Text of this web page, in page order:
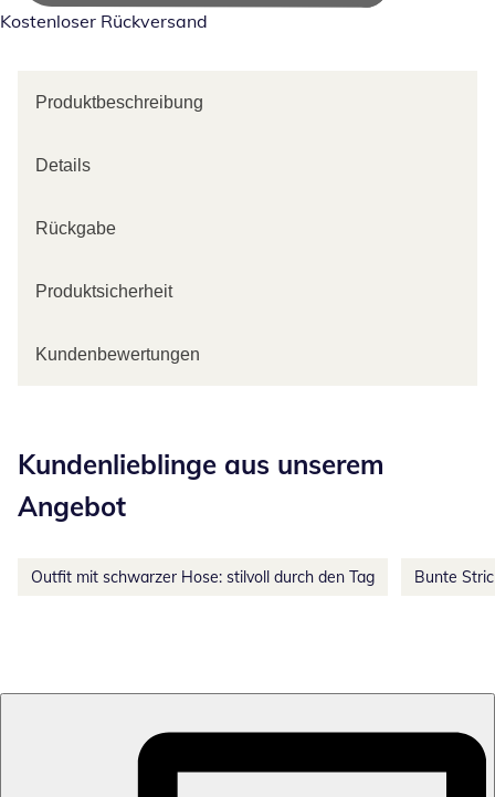
Kostenloser Rückversand
Produktbeschreibung
Details
Rückgabe
Produktsicherheit
Kundenbewertungen
Kundenlieblinge aus unserem
Angebot
Outfit mit schwarzer Hose: stilvoll durch den Tag Bunte